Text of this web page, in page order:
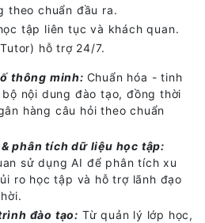
theo chuẩn đầu ra.
tập liên tục và khách quan.
hỗ trợ 24/7.
thông minh: Chuẩn hóa - tinh
nội dung đào tạo, đồng thời
hàng câu hỏi theo chuẩn
phân tích dữ liệu học tập:
sử dụng AI để phân tích xu
ro học tập và hỗ trợ lãnh đạo
đào tạo: Từ quản lý lớp học,